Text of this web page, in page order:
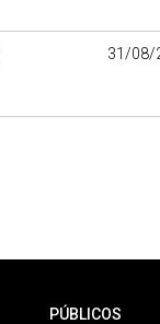
31/08/
PÚBLICOS